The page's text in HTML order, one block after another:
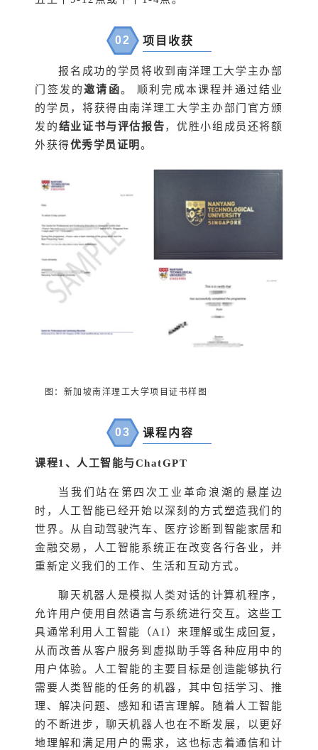
02 项目收获
报名成功的学员将收到南洋理工大学主办部
门签发的邀请函。 顺利完成本课程并通过结业
的学员，将获得由南洋理工大学主办部门官方颁
发的结业证书与评估报告，优胜小组成员还将额
外获得优秀学员证明 。
图：新加坡南洋理工大学项目证书样图
03 课程内容
课程1 、人工智能与ChatGPT
当我们站在第四次工业革命浪潮的悬崖边
时，人工智能已经开始以深刻的方式塑造我们的
世界。从自动驾驶汽车、医疗诊断到智能家居和
金融交易，人工智能系统正在改变各行各业，并
重新定义我们的工作、生活和互动方式。
聊天机器人是模拟人类对话的计算机程序，
允许用户使用自然语言与系统进行交互。这些工
具通常利用人工智能（AI）来理解或生成回复，
从而改善从客户服务到虚拟助手等各种应用中的
用户体验。人工智能的主要目标是创造能够执行
需要人类智能的任务的机器，其中包括学习、推
理、解决问题、感知和语言理解。随着人工智能
的不断进步，聊天机器人也在不断发展，以更好
地理解和满足用户的需求，这也标志着通信和计